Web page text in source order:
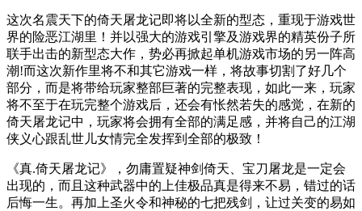
这次名震天下的倚天屠龙记即将以全新的型态，重现于游戏世
界的险恶江湖里！并以强大的游戏引擎及游戏界的精英份子所
联手出击的新型态大作，势必再掀起单机游戏市场的另一阵高
潮!而这次新作里将不和其它游戏一样，将故事切割了好几个
部分，而是将带给玩家整部巨著的完整表现，如此一来，玩家
将不至于在玩完整个游戏后，还会有怅然若失的感觉，在新的
倚天屠龙记中，玩家将会拥有全部的满足感，并将自己的江湖
侠义心跟乱世儿女情完全发挥到全部的极致！
《真.倚天屠龙记》，勿庸置疑神剑倚天、宝刀屠龙是一定会
出现的，而且这种武器中的上佳极品真是得来不易，错过的话
后悔一生。再加上圣火令和神秘的七把残剑，让过关变的易如